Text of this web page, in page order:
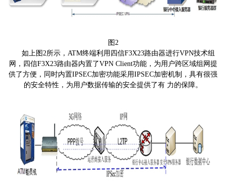
图2
如上图2所示，ATM终端利用四信F3X23路由器进行VPN技术组
网，四信F3X23路由器内置了VPN Client功能，为用户跨区域组网提
供了方便，同时内置IPSEC加密功能采用IPSEC加密机制，具有很强
的安全特性，为用户数据传输的安全提供了有 力的保障。